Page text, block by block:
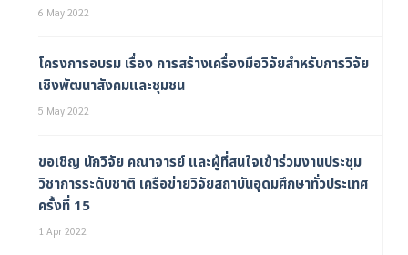
6 May 2022
โครงการอบรม เรื่อง การสร้างเครื่องมือวิจัยสำหรับการวิจัย
เชิงพัฒนาสังคมและชุมชน
5 May 2022
ขอเชิญ นักวิจัย คณาจารย์ และผู้ที่สนใจเข้าร่วมงานประชุม
วิชาการระดับชาติ เครือข่ายวิจัยสถาบันอุดมศึกษาทั่วประเทศ
ครั้งที่ 15
1 Apr 2022